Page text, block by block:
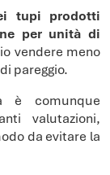
tupi prodotti
per unità di
vendere meno
pareggio.
è comunque
valutazioni,
da evitare la